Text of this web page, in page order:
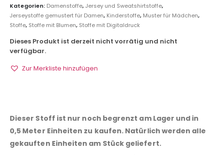
Kategorien: Damenstoffe,Jersey und Sweatshirtstoffe,
Jerseystoffe gemustert für Damen, Kinderstoffe, Muster für Mädchen,
Stoffe, Stoffe mit Blumen, Stoffe mit Digitaldruck
Dieses Produkt ist derzeit nicht vorrätig und nicht
verfügbar.
Zur Merkliste hinzufügen
Dieser Stoff ist nur noch begrenzt am Lager und in
0,5 Meter Einheiten zu kaufen. Natürlich werden alle
gekauften Einheiten am Stück geliefert.